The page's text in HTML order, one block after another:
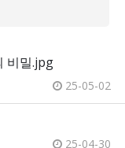
비밀.jpg
25-05-02
25-04-30